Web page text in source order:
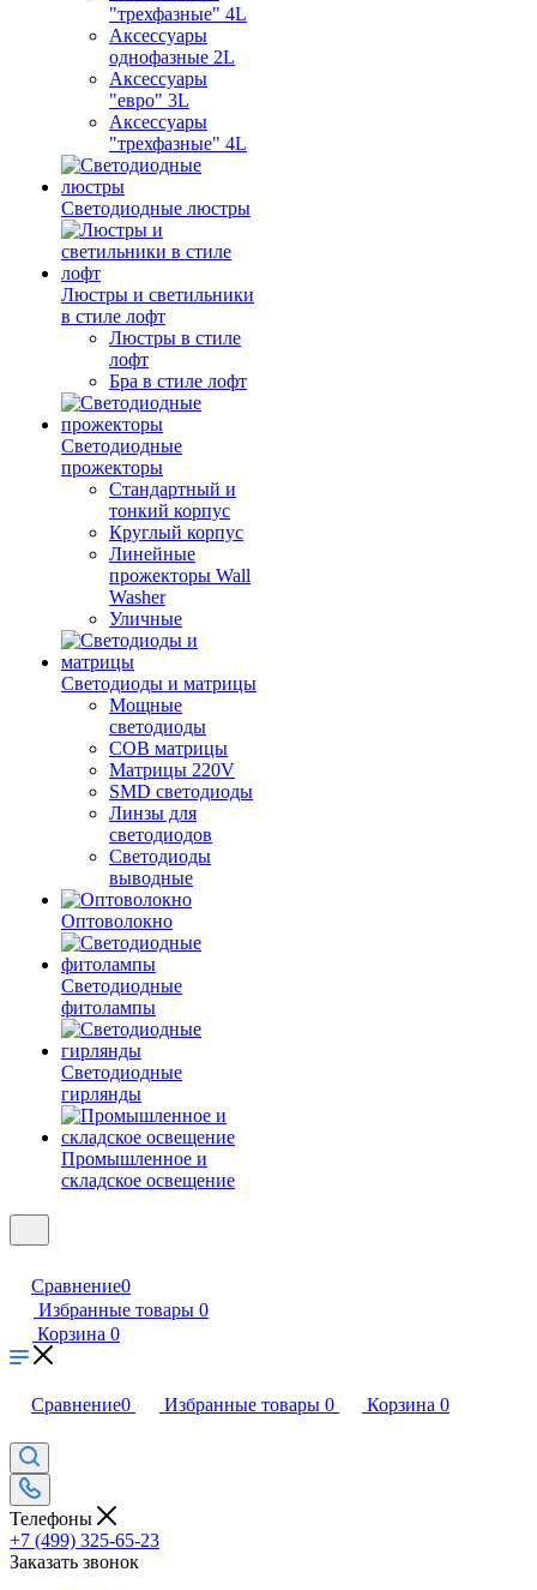
"трехфазные" 4L
Аксессуары
однофазные 2L
Аксессуары
"евро" 3L
Аксессуары
"трехфазные" 4L
Светодиодные люстры
Люстры и светильники
в стиле лофт
Люстры в стиле
лофт
Бра в стиле лофт
Светодиодные
прожекторы
Стандартный и
тонкий корпус
Круглый корпус
Линейные
прожекторы Wall
Washer
Уличные
Светодиоды и матрицы
Мощные
светодиоды
COB матрицы
Матрицы 220V
SMD светодиоды
Линзы для
светодиодов
Светодиоды
выводные
Оптоволокно
Светодиодные
фитолампы
Светодиодные
гирлянды
Промышленное и
складское освещение
Сравнение0
Избранные товары 0
Корзина 0
Сравнение0 Избранные товары 0 Корзина 0
Телефоны
+7 (499) 325-65-23
Заказать звонок